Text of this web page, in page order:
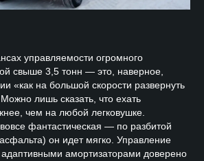
управляемости огромного
свыше 3,5 тонн — это, наверное,
«как на большой скорости развернуть
лишь сказать, что ехать
чем на любой легковушке.
фантастическая — по разбитой
он идет мягко. Управление
амортизаторами доверено